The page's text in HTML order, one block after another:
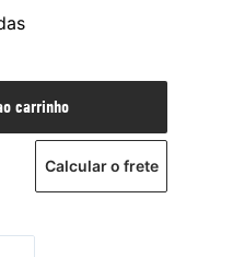
carrinho
Calcular o frete